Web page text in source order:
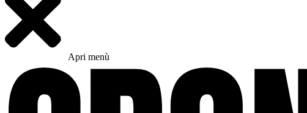
Apri menù